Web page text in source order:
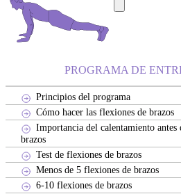
PROGRAMA DE
Principios del programa
Cómo hacer las flexiones de brazos
Importancia del calentamiento antes
brazos
Test de flexiones de brazos
Menos de 5 flexiones de brazos
6-10 flexiones de brazos